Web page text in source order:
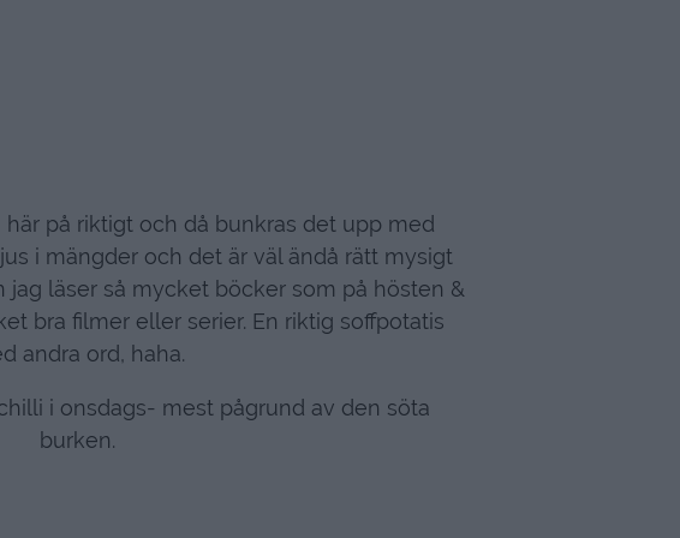
på riktigt och då bunkras det upp med
i mängder och det är väl ändå rätt mysigt
jag läser så mycket böcker som på hösten &
bra filmer eller serier. En riktig soffpotatis
andra ord, haha.
i onsdags- mest pågrund av den söta
burken.